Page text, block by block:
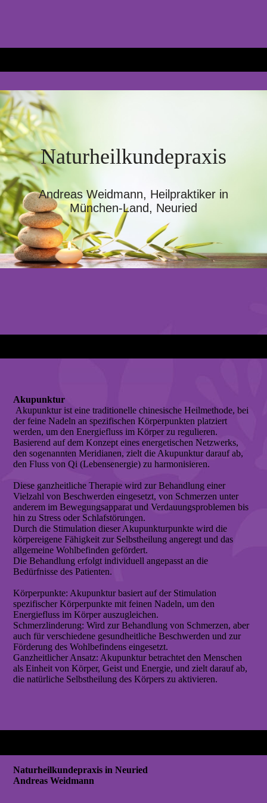
Naturheilkundepraxis
Andreas Weidmann, Heilpraktiker in
München-Land, Neuried
Akupunktur
Akupunktur ist eine traditionelle chinesische Heilmethode, bei
der feine Nadeln an spezifischen Körperpunkten platziert
werden, um den Energiefluss im Körper zu regulieren.
Basierend auf dem Konzept eines energetischen Netzwerks,
den sogenannten Meridianen, zielt die Akupunktur darauf ab,
den Fluss von Qi (Lebensenergie) zu harmonisieren.
Diese ganzheitliche Therapie wird zur Behandlung einer
Vielzahl von Beschwerden eingesetzt, von Schmerzen unter
anderem im Bewegungsapparat und Verdauungsproblemen bis
hin zu Stress oder Schlafstörungen.
Durch die Stimulation dieser Akupunkturpunkte wird die
körpereigene Fähigkeit zur Selbstheilung angeregt und das
allgemeine Wohlbefinden gefördert.
Die Behandlung erfolgt individuell angepasst an die
Bedürfnisse des Patienten.
Körperpunkte: Akupunktur basiert auf der Stimulation
spezifischer Körperpunkte mit feinen Nadeln, um den
Energiefluss im Körper auszugleichen.
Schmerzlinderung: Wird zur Behandlung von Schmerzen, aber
auch für verschiedene gesundheitliche Beschwerden und zur
Förderung des Wohlbefindens eingesetzt.
Ganzheitlicher Ansatz: Akupunktur betrachtet den Menschen
als Einheit von Körper, Geist und Energie, und zielt darauf ab,
die natürliche Selbstheilung des Körpers zu aktivieren.
Naturheilkundepraxis in Neuried
Andreas Weidmann